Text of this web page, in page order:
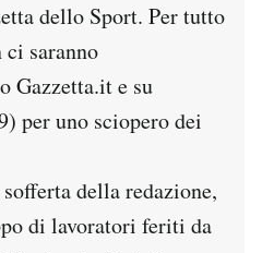
dello Sport. Per tutto
saranno
Gazzetta.it e su
per uno sciopero dei
della redazione,
di lavoratori feriti da